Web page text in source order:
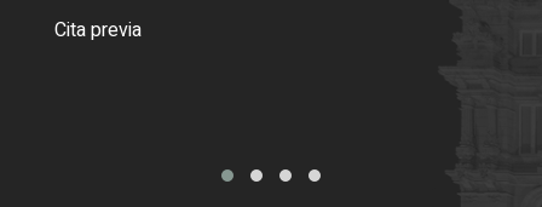
Cita previa